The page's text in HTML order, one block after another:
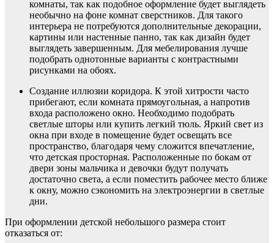
комнаты, так как подобное оформление будет выглядеть
необычно на фоне комнат сверстников. Для такого
интерьера не потребуются дополнительные декорации,
картины или настенные панно, так как дизайн будет
выглядеть завершенным. Для мебелирования лучше
подобрать однотонные варианты с контрастными
рисунками на обоях.
Создание иллюзии коридора. К этой хитрости часто
прибегают, если комната прямоугольная, а напротив
входа расположено окно. Необходимо подобрать
светлые шторы или купить легкий тюль. Яркий свет из
окна при входе в помещение будет освещать все
пространство, благодаря чему сложится впечатление,
что детская просторная. Расположенные по бокам от
двери зоны мальчика и девочки будут получать
достаточно света, а если поместить рабочее место ближе
к окну, можно сэкономить на электроэнергии в светлые
дни.
При оформлении детской небольшого размера стоит
отказаться от: